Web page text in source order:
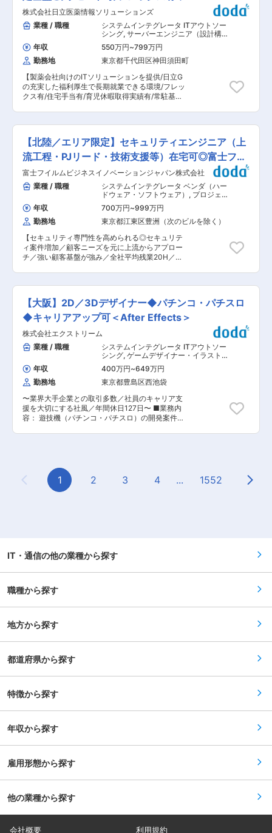
ロジー面での企画のリード役として活動いただき
ます。 ■業務の特徴： 当社は大阪ガス及び
DaigasグループのITを長年にわたり支え続けてい
ます。 システム開発においては、要件定義から開
発・リリース後の運用まで全ての開発工程を担当
しており、IT領域の中核会社としてDaigasグルー
プを支えています。近年ではDaigasグループの
DX戦略にも関わっており、その文脈からAIを活用
したビジネス変革の推進役となっています。 ■仕
事の魅力： ・大阪ガス及びDaigasグループのAI
コンサルティング・AI開発を元請で担当できま
す。 ・Daigasグループの事業変革を実現する達
テム導入にも関わり、業務改革後の姿まで実感す
ることができます。 ・業界トップクラスの技術
者や他社コンサルタントとの協働によるご自身の
成長。 ■当社について： ・企業安定性…大阪ガス
100％出資の安定基盤が強みです。内販のみなら
ず外販にも力を入れ、自己資本比率も高いことか
ら経営基盤が盤石であることが特徴です。 ・技術
に長けた環境…1980年代から普及・実用化に努め
てきた国内トップクラスのオブジェクト指向技術
およびインターネット技術を駆使して、製造・金
融・通信系などを対象に大規模SIを中心に取り組
んでいます。アメリカのソフトウェアベンダー、
大学などとも結びつきが強く、常に先進の技術を
あります。 ・福利厚生も◎…グループ共通の福利
厚生がある他、リモートワーク、育休・介護に関
は男性17.8年、女性15.3年（2024年3月1日現
在）です。
株式会社日立医薬情報ソリューションズ
業種 / 職種
システムインテグレータ ITアウトソー
シング, サーバーエンジニア（設計構
築） ネットワークエンジニア（設計構
築）
年収 550万円~799万円
勤務地
東京都千代田区神田須田町
【製薬会社向けのITソリューションを提供/日立G
の充実した福利厚生で長期就業できる環境/フレッ
クス有/住宅手当有/育児休暇取得実績有/常駐基本
基盤構築プロジェクト、および運用支援業務を担
当して頂きます。スキルに応じたポジションを担
って頂きます。 シオノギIT部門とのコミュニケー
ションを通じて、中長期的な課題を把握し、その
解決に向けたインフラ領域のIT運営に関わって頂
きます。また、社内のネットワークのみならずイ
ンターネット通信に関しても関わって頂きます。
案件によっては、プロジェクトマネジメントをお
任せします。 ■働き方： 土日祝休み、選択式リ
モートワークを活用しており、週1,2出社で対応し
ております。（変更の可能性有）フレックスタイ
ム（コアタイム無し）、毎週水曜日は定時退社推
奨日と社員の働き方にもかなり力を入れておりま
す。（常駐基本無し） ■福利厚生： ・住宅手
当： 「家賃×50%」支給、配偶者有の場合：上限
7万円（40歳まで）、独身の場合：上限5万円
ております。 ・家族手当： 扶養親族11,000円/人
（子は無制限、その他扶養親族は4人まで） ■当
社について： 2020年1月に日立グループの2社が
統合し発足した当社は、製薬企業を中心としたヘ
ルスケア業界向けに、IT化構想支援・システム開
発・運用保守まで、一気通貫した幅広いＩＣＴソ
リューションサービスを提供している会社です。
第一三共グループ、シオノギグループ等とのお取
引があり、製薬業界の厳しい法規制に対応した、
高い品質のシステムの開発、保守、運用で業界で
の地位を築いております。 変更の範囲：会社の定
める業務
【北陸／エリア限定】セキュリティエンジニア（上
流工程・PJリード・技術支援等）在宅可◎富士フイ
ルムG
富士フイルムビジネスイノベーションジャパン株式会社
業種 / 職種
システムインテグレータ ベンダ（ハー
ドウェア・ソフトウェア） , プロジェク
トマネージャー（インフラ） セキュリ
ティコンサルタント・アナリスト
年収 700万円~999万円
勤務地
東京都江東区豊洲（次のビルを除く）
【セキュリティ専門性を高められる◎セキュリテ
ィ案件増加／顧客ニーズを元に上流からアプロー
チ／強い顧客基盤が強み／全社平均残業20H／ワ
の増加を背景に、2025年度よりセキュリティに
関連するソリューションの提供を強化していく中
で、セキュリティを中心としたインフラ領域の体
制強化を進めています。 ・当社のSEは顧客提
案・要件定義から導入・デリバリー迄を一気通貫
で対応しています。 以下業務を中心に今までのご
経験により対応業務を検討いたします。 ■業務内
容詳細： ・SE職としてセキュリティを中心とし
たインフラ領域のPJリード ・顧客ニーズに基づ
くソリューションの選定や技術的な観点における
フィジビリティ確認 ・案件における顧客提案から
要件定義、設計構築、運用迄の対応（顧客対応の
営業部門や業務ソリューションを担当するSEと連
携しながら、業務遂行いただきます） ・担当プロ
ジェクトの対応に加え、本部SEとして全国支社な
らびに支社担当SEの支援活動によるインフラ領域
ト、ゼロトラストセキュリティ ロードマップ推進
他） ※当社の顧客向けIT基盤領域を中心に対応い
ただきます。 ■業務のやりがい： ・富士フイル
る注力ソリューションの選定や推進企画等、将来
っており、将来的にエリア内の別拠点への転勤可
能性がございます。（ご希望がない限り、都道府
県を跨ぐ転勤は基本的にございません）ご入社後
転勤有）へキャリアチェンジも可能です。 変更の
【大阪】2D／3Dデザイナー◆パチンコ・パチスロ
◆キャリアアップ可＜After Effects＞
株式会社エクストリーム
業種 / 職種
システムインテグレータ ITアウトソー
シング, ゲームデザイナー・イラストレ
ーター CGデザイナー
年収 400万円~649万円
勤務地
東京都豊島区西池袋
〜業界大手企業との取引多数／社員のキャリア支
援を大切にする社風／年間休日127日〜 ■業務内
容： 遊技機（パチンコ・パチスロ）の開発案件に
ト： デザイナーが制作した素材を一つの演出とし
て作り上げる業務のため、遊技機の面白さのキー
となる演出作成も含め、自身の発想やこだわりを
業」の3つの柱で成り立っています。コンテンツ
プロパティ事業やグループ企業をはじめとした自
社プロダクト開発のほか、クライアントのプロジ
に新しいスキルを身につけることができます。変
で得られる大きなメリットです。 ■当社につい
て： 「デジタルクリエイター・エンジニアプロダ
クション」として、お客様の課題解決を通じて技
ロフェッショナル集団です。 当社は単純な技術社
社内外にかかわらず、技術社員の働く機会、叶え
たいキャリアの形成を行っています。 当社には優
秀なクリエイター・エンジニアが数多く集まって
した取引を行っています。 2014年上場以来、社
を遂げており、近い将来、東証プライム市場への
上場を目指しています。今後は、更に優良な取引
先、プロジェクトに参画することで、技術社員の
Previous Page
1 2 3 4 ... 1552
IT・通信の他の業種から探す
職種から探す
地方から探す
都道府県から探す
特徴から探す
年収から探す
雇用形態から探す
他の業種から探す
会社概要 利用規約